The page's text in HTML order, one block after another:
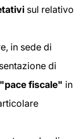
sul relativo
in sede di
di
fiscale" in